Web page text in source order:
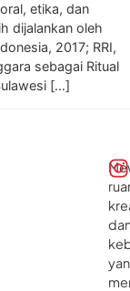
etika, dan
dijalankan oleh
2017; RRI,
sebagai Ritual
[…]